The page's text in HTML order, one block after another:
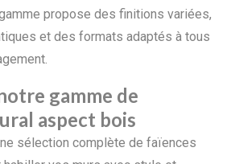
propose des finitions variées,
et des formats adaptés à tous
gamme de
aspect bois
sélection complète de faïences